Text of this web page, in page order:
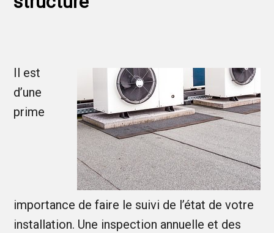
Il est
d’une
prime
importance de faire le suivi de l’état de votre
installation. Une inspection annuelle et des